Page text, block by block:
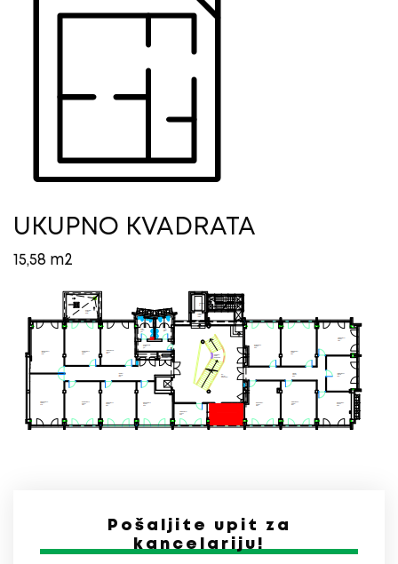
UKUPNO KVADRATA
15,58 m2
Pošaljite upit za
kancelariju!